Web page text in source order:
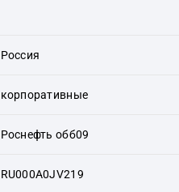
Россия
корпоративные
Роснефть обб09
RU000A0JV219